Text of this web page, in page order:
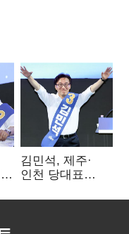
김민석, 제주·
인천 당대표